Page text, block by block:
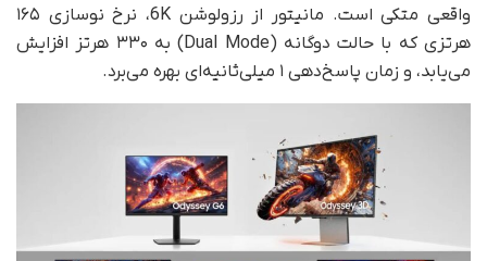
واقعی متکی است. مانیتور از رزولوشن 6K، نرخ نوسازی ۱۶۵
هرتزی که با حالت دوگانه (Dual Mode) به ۳۳۰ هرتز افزایش
می‌یابد، و زمان پاسخ‌دهی ۱ میلی‌ثانیه‌ای بهره می‌برد.